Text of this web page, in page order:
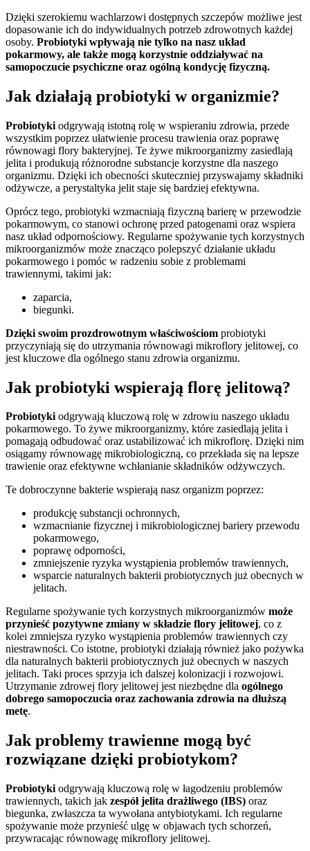
Dzięki szerokiemu wachlarzowi dostępnych szczepów możliwe jest
dopasowanie ich do indywidualnych potrzeb zdrowotnych każdej
osoby. Probiotyki wpływają nie tylko na nasz układ
pokarmowy, ale także mogą korzystnie oddziaływać na
samopoczucie psychiczne oraz ogólną kondycję fizyczną.
Jak działają probiotyki w organizmie?
Probiotyki odgrywają istotną rolę w wspieraniu zdrowia, przede
wszystkim poprzez ułatwienie procesu trawienia oraz poprawę
równowagi flory bakteryjnej. Te żywe mikroorganizmy zasiedlają
jelita i produkują różnorodne substancje korzystne dla naszego
organizmu. Dzięki ich obecności skuteczniej przyswajamy składniki
odżywcze, a perystaltyka jelit staje się bardziej efektywna.
Oprócz tego, probiotyki wzmacniają fizyczną barierę w przewodzie
pokarmowym, co stanowi ochronę przed patogenami oraz wspiera
nasz układ odpornościowy. Regularne spożywanie tych korzystnych
mikroorganizmów może znacząco polepszyć działanie układu
pokarmowego i pomóc w radzeniu sobie z problemami
trawiennymi, takimi jak:
zaparcia,
biegunki.
Dzięki swoim prozdrowotnym właściwościom probiotyki
przyczyniają się do utrzymania równowagi mikroflory jelitowej, co
jest kluczowe dla ogólnego stanu zdrowia organizmu.
Jak probiotyki wspierają florę jelitową?
Probiotykiodgrywają kluczową rolę w zdrowiu naszego układu
pokarmowego. To żywe mikroorganizmy, które zasiedlają jelita i
pomagają odbudować oraz ustabilizować ich mikroflorę. Dzięki nim
osiągamy równowagę mikrobiologiczną, co przekłada się na lepsze
trawienie oraz efektywne wchłanianie składników odżywczych.
Te dobroczynne bakterie wspierają nasz organizm poprzez:
produkcję substancji ochronnych,
wzmacnianie fizycznej i mikrobiologicznej bariery przewodu
pokarmowego,
poprawę odporności,
zmniejszenie ryzyka wystąpienia problemów trawiennych,
wsparcie naturalnych bakterii probiotycznych już obecnych w
jelitach.
Regularne spożywanie tych korzystnych mikroorganizmów może
przynieść pozytywne zmiany w składzie flory jelitowej, co z
kolei zmniejsza ryzyko wystąpienia problemów trawiennych czy
niestrawności. Co istotne, probiotyki działają również jako pożywka
dla naturalnych bakterii probiotycznych już obecnych w naszych
jelitach. Taki proces sprzyja ich dalszej kolonizacji i rozwojowi.
Utrzymanie zdrowej flory jelitowej jest niezbędne dla ogólnego
dobrego samopoczucia oraz zachowania zdrowia na dłuższą
metę.
Jak problemy trawienne mogą być
rozwiązane dzięki probiotykom?
Probiotyki odgrywają kluczową rolę w łagodzeniu problemów
trawiennych, takich jak zespół jelita drażliwego (IBS) oraz
biegunka, zwłaszcza ta wywołana antybiotykami. Ich regularne
spożywanie może przynieść ulgę w objawach tych schorzeń,
przywracając równowagę mikroflory jelitowej.